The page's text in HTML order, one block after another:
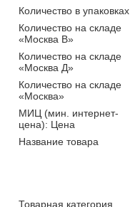
Количество в упаковках
Количество на складе
«Москва В»
Количество на складе
«Москва Д»
Количество на складе
«Москва»
МИЦ (мин. интернет-
цена): Цена
Название товара
Товарная категория